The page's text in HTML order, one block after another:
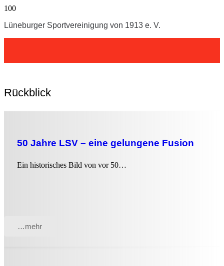
Lüneburger Sportvereinigung von 1913 e. V.
Rückblick
50 Jahre LSV – eine gelungene Fusion
Ein historisches Bild von vor 50…
…mehr